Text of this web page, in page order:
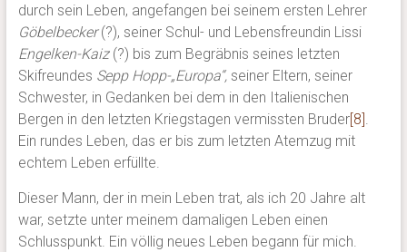
durch sein Leben, angefangen bei seinem ersten Lehrer
Göbelbecker(?), seiner Schul- und Lebensfreundin Lissi
Engelken-Kaiz(?) bis zum Begräbnis seines letzten
Skifreundes Sepp Hopp-„Europa“,seiner Eltern, seiner
Schwester, in Gedanken bei dem in den Italienischen
Bergen in den letzten Kriegstagen vermissten Bruder[8] .
Ein rundes Leben, das er bis zum letzten Atemzug mit
echtem Leben erfüllte.
Dieser Mann, der in mein Leben trat, als ich 20 Jahre alt
war, setzte unter meinem damaligen Leben einen
Schlusspunkt. Ein völlig neues Leben begann für mich.